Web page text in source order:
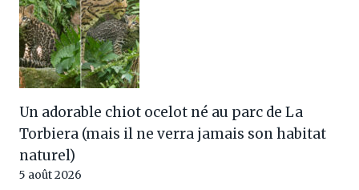
Un adorable chiot ocelot né au parc de La
Torbiera (mais il ne verra jamais son habitat
naturel)
5 août 2026